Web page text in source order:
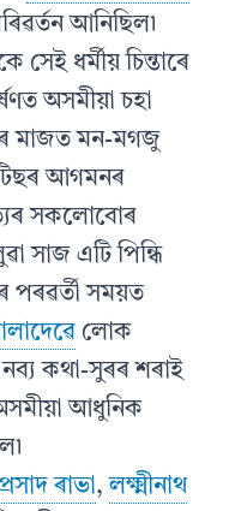
আনিছিল৷
ধৰ্মীয় চিন্তাৰে
অসমীয়া চহা
মাজত মন-মগজু
আগমনৰ
সকলোবোৰ
সাজ এটি পিন্ধি
পৰৱৰ্তী সময়ত
লোক
কথা-সুৰৰ শৰাই
আধুনিক
ৰাভা,লক্ষ্মীনাথ